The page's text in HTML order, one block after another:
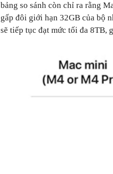
bảng so sánh còn chỉ ra rằng
gấp đôi giới hạn 32GB của bộ
sẽ tiếp tục đạt mức tối đa 8TB,